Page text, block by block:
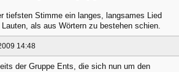
tiefsten Stimme ein langes, langsames Lied
als aus Wörtern zu bestehen schien.
14:48
der Gruppe Ents, die sich nun um den